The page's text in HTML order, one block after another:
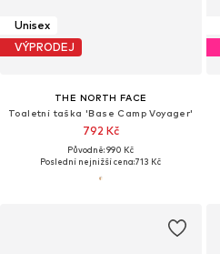
Unisex
VÝPRODEJ
THE NORTH FACE
Toaletní taška 'Base Camp Voyager'
792 Kč
Původně: 990 Kč
Poslední nejnižší cena:713 Kč